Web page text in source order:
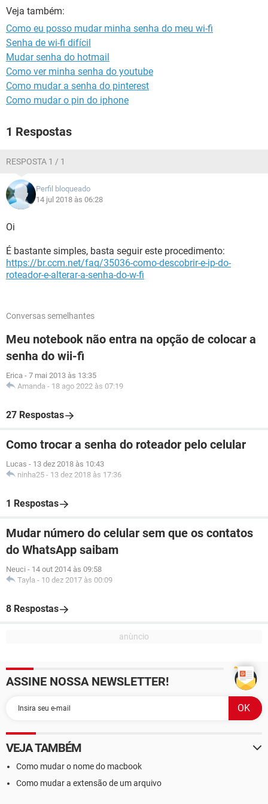
Veja também:
Como eu posso mudar minha senha do meu wi-fi
Senha de wi-fi difícil
Mudar senha do hotmail
Como ver minha senha do youtube
Como mudar a senha do pinterest
Como mudar o pin do iphone
1 Respostas
RESPOSTA 1 / 1
Perfil bloqueado
14 jul 2018 às 06:28
Oi
É bastante simples, basta seguir este procedimento:
https://br.ccm.net/faq/35036-como-descobrir-e-ip-do-
roteador-e-alterar-a-senha-do-w-fi
Conversas semelhantes
Meu notebook não entra na opção de colocar a
senha do wii-fi
Erica - 7 mai 2013 às 13:35
Amanda - 18 ago 2022 às 07:19
27 Respostas
Como trocar a senha do roteador pelo celular
Lucas - 13 dez 2018 às 10:43
ninha25 - 13 dez 2018 às 17:36
1 Respostas
Mudar número do celular sem que os contatos
do WhatsApp saibam
Neuci - 14 out 2014 às 09:58
Tayla - 10 dez 2017 às 00:09
8 Respostas
ASSINE NOSSA NEWSLETTER!
VEJA TAMBÉM
Como mudar o nome do macbook
Como mudar a extensão de um arquivo